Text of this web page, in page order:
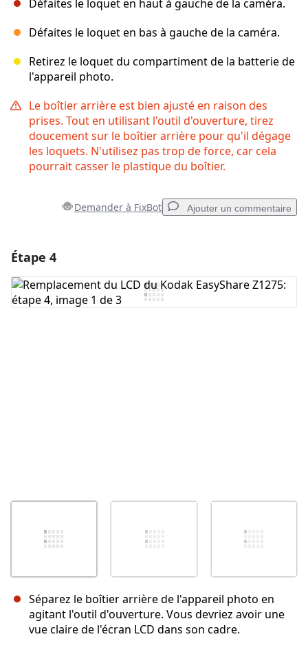
Défaites le loquet en haut à gauche de la caméra.
Défaites le loquet en bas à gauche de la caméra.
Retirez le loquet du compartiment de la batterie de
l'appareil photo.
Le boîtier arrière est bien ajusté en raison des
prises. Tout en utilisant l'outil d'ouverture, tirez
doucement sur le boîtier arrière pour qu'il dégage
les loquets. N'utilisez pas trop de force, car cela
pourrait casser le plastique du boîtier.
Demander à FixBot Ajouter un commentaire
Ajouter un commentaire
Étape 4
Séparez le boîtier arrière de l'appareil photo en
agitant l'outil d'ouverture. Vous devriez avoir une
vue claire de l'écran LCD dans son cadre.